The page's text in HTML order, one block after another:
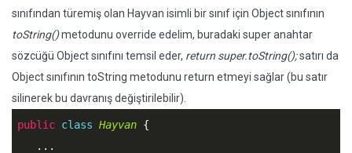
sınıfından türemiş olan Hayvan isimli bir sınıf için Object sınıfının
toString()metodunu override edelim, buradaki super anahtar
sözcüğü Object sınıfını temsil eder, return super.toString();satırı da
Object sınıfının toString metodunu return etmeyi sağlar (bu satır
silinerek bu davranış değiştirilebilir).
public class Hayvan {
   ...